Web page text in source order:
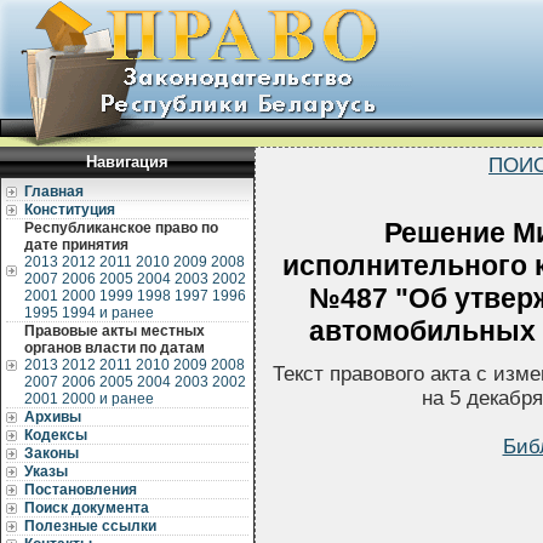
Навигация
Главная
Конституция
Республиканское право по
дате принятия
2013 2012 2011 2010 2009 2008
2007 2006 2005 2004 2003 2002
2001 2000 1999 1998 1997 1996
1995 1994 и ранее
Правовые акты местных
органов власти по датам
2013 2012 2011 2010 2009 2008
2007 2006 2005 2004 2003 2002
2001 2000 и ранее
Архивы
Кодексы
Законы
Указы
Постановления
Поиск документа
Полезные ссылки
Решение
исполнительного
№487 "Об
автомобильных
Текст правового акта с
на 5